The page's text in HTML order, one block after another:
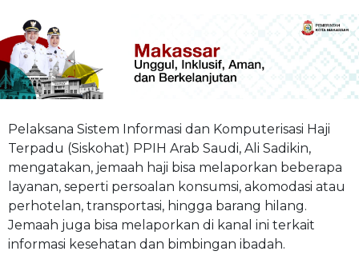
Pelaksana Sistem Informasi dan Komputerisasi Haji
Terpadu (Siskohat) PPIH Arab Saudi, Ali Sadikin,
mengatakan, jemaah haji bisa melaporkan beberapa
layanan, seperti persoalan konsumsi, akomodasi atau
perhotelan, transportasi, hingga barang hilang.
Jemaah juga bisa melaporkan di kanal ini terkait
informasi kesehatan dan bimbingan ibadah.